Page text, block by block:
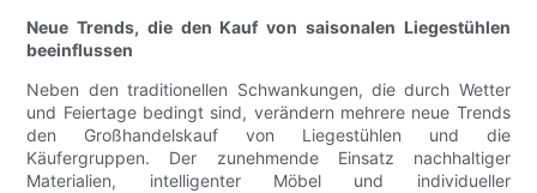
Neue Trends, die den Kauf von saisonalen Liegestühlen
beeinflussen
Neben den traditionellen Schwankungen, die durch Wetter
und Feiertage bedingt sind, verändern mehrere neue Trends
den Großhandelskauf von Liegestühlen und die
Käufergruppen. Der zunehmende Einsatz nachhaltiger
Materialien, intelligenter Möbel und individueller